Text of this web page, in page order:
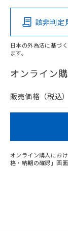
在庫等で未対
問い合わせく
該非判定
日本の外為法に基づ
ます。
オンライン
販売価格（税込）
オンライン購入にお
格・納期の確認」画